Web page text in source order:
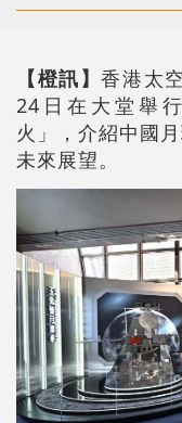
【橙訊】香港太
24日在大堂舉
火」，介紹中國
未來展望。